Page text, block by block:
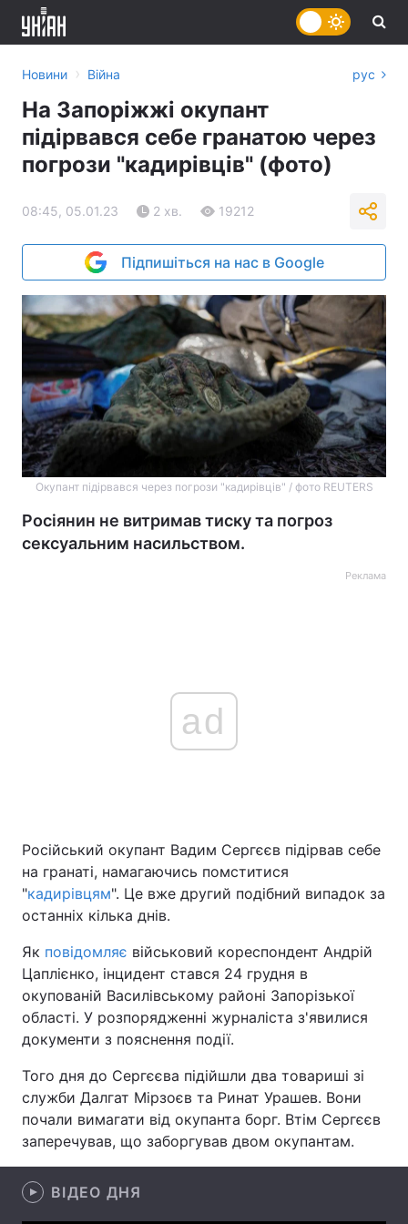
Головна Війна
Економіка Світ
Спорт Наука
Зброя Інциденти
Новини › Війна рус
На Запоріжжі окупант
підірвався себе гранатою через
погрози "кадирівців" (фото)
08:45, 05.01.23 2 хв. 19212
Підпишіться на нас в Google
Окупант підірвався через погрози "кадирівців" / фото REUTERS
Росіянин не витримав тиску та погроз
сексуальним насильством.
Реклама
ad
Російський окупант Вадим Сергєєв підірвав себе
на гранаті, намагаючись помститися
"кадирівцям". Це вже другий подібний випадок за
останніх кілька днів.
Як повідомляє військовий кореспондент Андрій
Цаплієнко, інцидент стався 24 грудня в
окупованій Василівському районі Запорізької
області. У розпорядженні журналіста з'явилися
документи з пояснення події.
Того дня до Сергєєва підійшли два товариші зі
служби Далгат Мірзоєв та Ринат Урашев. Вони
почали вимагати від окупанта борг. Втім Сергєєв
заперечував, що заборгував двом окупантам.
ВІДЕО ДНЯ